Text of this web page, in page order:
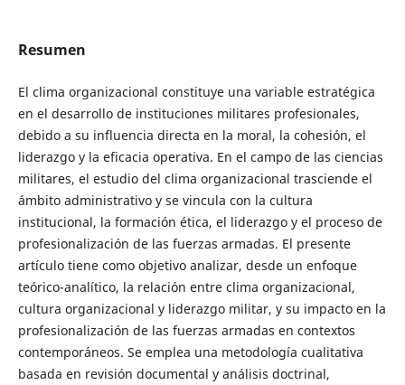
Resumen
El clima organizacional constituye una variable estratégica
en el desarrollo de instituciones militares profesionales,
debido a su influencia directa en la moral, la cohesión, el
liderazgo y la eficacia operativa. En el campo de las ciencias
militares, el estudio del clima organizacional trasciende el
ámbito administrativo y se vincula con la cultura
institucional, la formación ética, el liderazgo y el proceso de
profesionalización de las fuerzas armadas. El presente
artículo tiene como objetivo analizar, desde un enfoque
teórico-analítico, la relación entre clima organizacional,
cultura organizacional y liderazgo militar, y su impacto en la
profesionalización de las fuerzas armadas en contextos
contemporáneos. Se emplea una metodología cualitativa
basada en revisión documental y análisis doctrinal,